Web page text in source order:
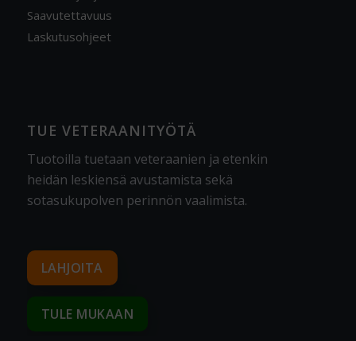
Saavutettavuus
Laskutusohjeet
TUE VETERAANITYÖTÄ
Tuotoilla tuetaan veteraanien ja etenkin
heidän leskiensä avustamista sekä
sotasukupolven perinnön vaalimista.
LAHJOITA
TULE MUKAAN